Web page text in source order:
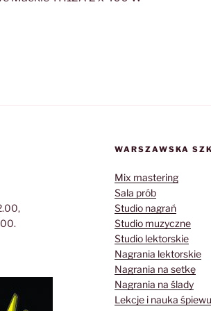
WARSZAWSKA
Mix mastering
Sala prób
Studio nagrań
Studio muzyczne
Studio lektorskie
Nagrania lektorskie
Nagrania na setkę
Nagrania na ślady
Lekcje i nauka